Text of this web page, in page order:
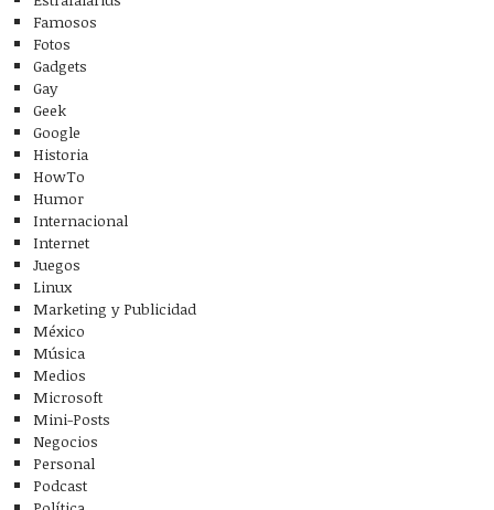
Famosos
Fotos
Gadgets
Gay
Geek
Google
Historia
HowTo
Humor
Internacional
Internet
Juegos
Linux
Marketing y Publicidad
México
Música
Medios
Microsoft
Mini-Posts
Negocios
Personal
Podcast